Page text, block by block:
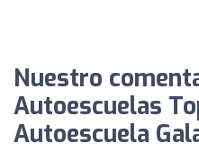
Nuestro
Autoescuelas
Autoescuela